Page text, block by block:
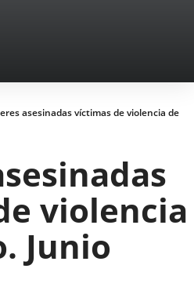
asesinadas víctimas de violencia de
violencia
Junio